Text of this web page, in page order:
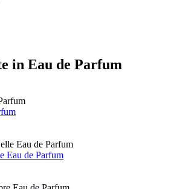
in Eau de Parfum
Eau de Parfum